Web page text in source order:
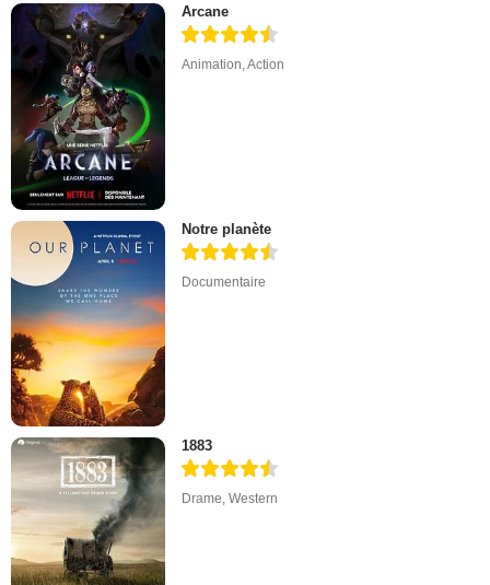
Arcane
Animation,Action
Notre planète
Documentaire
1883
Drame,Western